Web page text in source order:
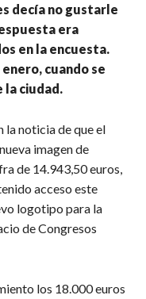
decía no gustarle
era
en la encuesta.
cuando se
la ciudad.
la noticia de que el
imagen de
de 14.943,50 euros,
acceso este
logotipo para la
de Congresos
los 18.000 euros